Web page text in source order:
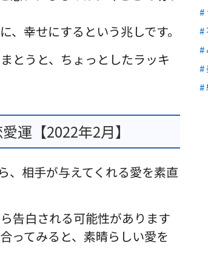
幸せにするという兆しです。
とうと、ちょっとしたラッキ
運【2022年2月】
、相手が与えてくれる愛を素直
告白される可能性があります
ってみると、素晴らしい愛を